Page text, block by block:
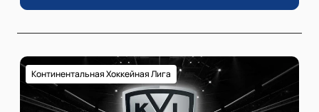
Континентальная Хоккейная Лига